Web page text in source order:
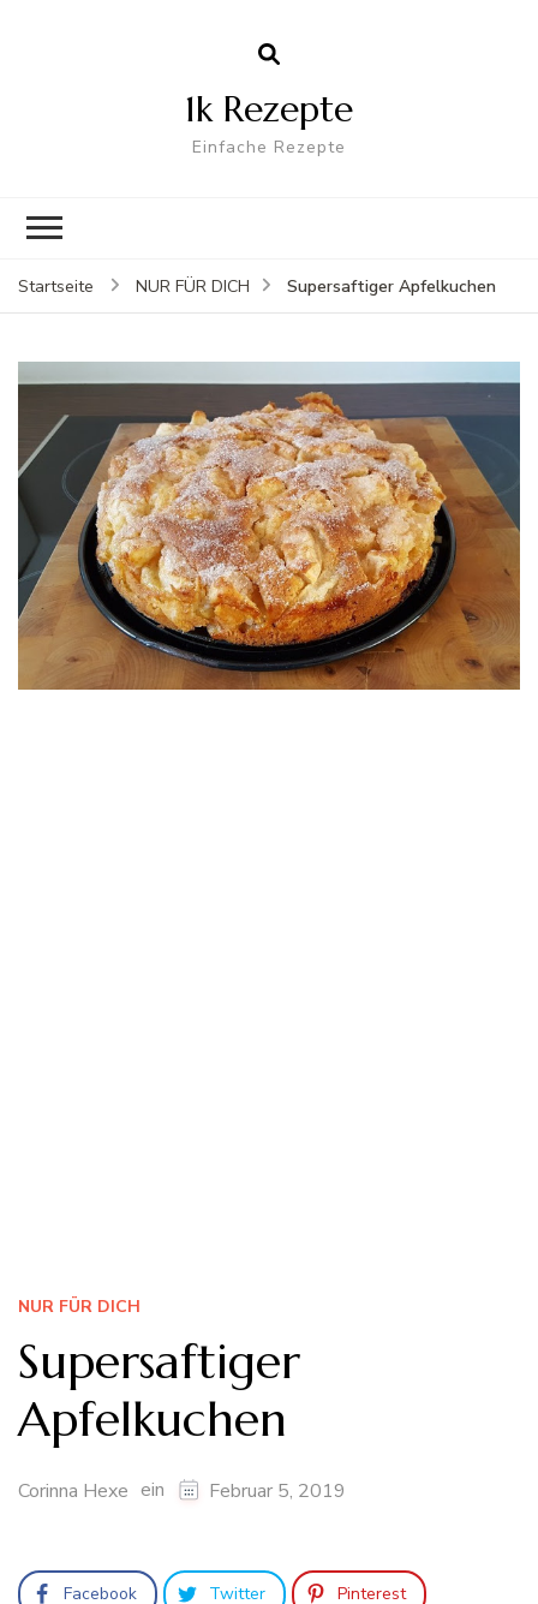
1k Rezepte
Einfache Rezepte
Startseite NUR FÜR DICH Supersaftiger Apfelkuchen
NUR FÜR DICH
Supersaftiger
Apfelkuchen
Corinna Hexe ein Februar 5, 2019
Facebook Twitter Pinterest